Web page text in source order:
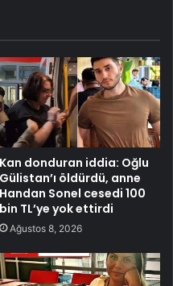
Kan donduran iddia: Oğlu
Gülistan’ı öldürdü, anne
Handan Sonel cesedi 100
bin TL’ye yok ettirdi
Ağustos 8, 2026